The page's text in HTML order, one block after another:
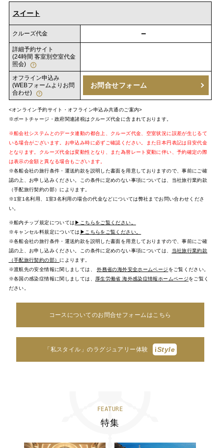
スイート
クルーズ代金 －
詳細予約サイト
(24時間 客室別空室代金
照会)
オフライン申込み
(WEBフォームよりお問
合わせ)
お問合せフォーム
<オンライン予約サイト・オフライン申込み共通のご案内>
※ポートチャージ・政府関連諸税はクルーズ代金に含まれております。
※船会社システムとのデータ連動の都合上、クルーズ代金、空室状況に誤差が生じるて
いる場合がございます。お申込み時に必ずご確認ください。また日本円表記は目安代金
となります。クルーズ代金は変動性となり、また為替レート変動に伴い、予約確定の際
は表示の金額と異なる場合もございます。
※各船会社の旅行条件・運送約款を説明した書面を用意しておりますので、事前にご確
認の上、お申し込みください。この条件に定めのない事項については、当社旅行業約款
（手配旅行契約の部）によります。
※1室1名利用、1室3名利用の場合の代金などについては弊社までお問い合わせくださ
い。
※船内チップ規定については▶こちらをご覧ください。
※キャンセル料規定については ▶こちらをご覧ください。
※各船会社の旅行条件・運送約款を説明した書面を用意しておりますので、事前にご確
認の上、お申し込みください。この条件に定めのない事項については、
当社旅行業約款
（手配旅行契約の部） によります。
※渡航先の安全情報に関しましては、外務省の海外安全ホームページ をご覧ください。
※各国の感染症情報に関しましては、
厚生労働省 海外感染症情報ホームページをご覧く
ださい。
コースについてのお問合せフォームはこちら
「私スタイル」のラグジュアリー体験 iStyle
FEATURE
特集